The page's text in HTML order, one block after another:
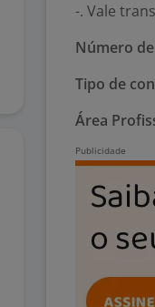
-. Vale
Número
Tipo de
Área